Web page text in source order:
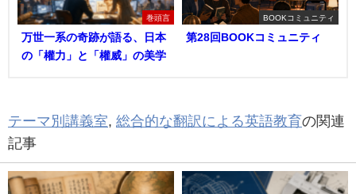
巻頭言
万世一系の奇跡が語る、日本
の「權力」と「權威」の美学
BOOKコミュニティ
第28回BOOKコミュニティ
テーマ別講義室 総合的な翻訳による英語教育の関連
記事